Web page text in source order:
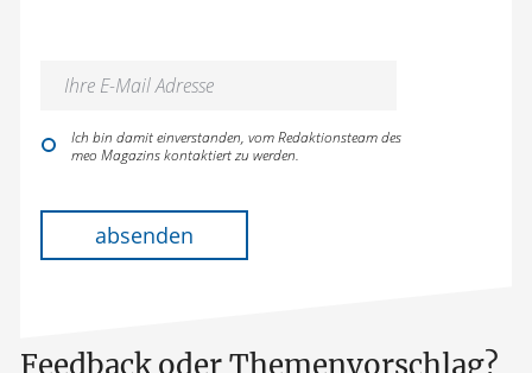
Ich bin damit einverstanden, vom Redaktionsteam des
meo Magazins kontaktiert zu werden.
absenden
Feedback oder Themenvorschlag?